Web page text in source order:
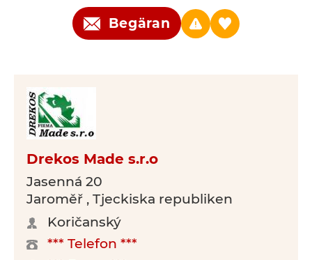
Begäran
Drekos Made s.r.o
Jasenná 20
Jaroměř , Tjeckiska republiken
Koričanský
*** Telefon ***